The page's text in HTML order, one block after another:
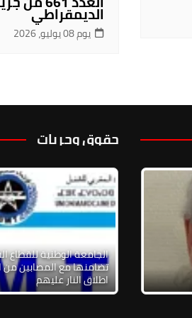
الديمقراطي
يوم 08 يوليو، 2026
واختراق القلعة الرقمية للرأسمالية
حقوق وحريات
الجامعة الوطنية للقطاع
تضامنها مع المصابين من
اطلاق النار عليهم
من
من العقاب